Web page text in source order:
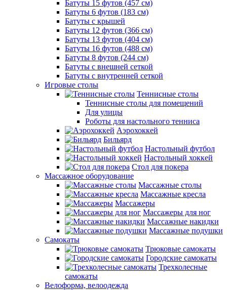
Батуты 15 футов (457 см)
Батуты 6 футов (183 см)
Батуты с крышей
Батуты 12 футов (366 см)
Батуты 13 футов (404 см)
Батуты 16 футов (488 см)
Батуты 8 футов (244 см)
Батуты с внешней сеткой
Батуты с внутренней сеткой
Игровые столы
Теннисные столы
Теннисные столы для помещений
Для улицы
Роботы для настольного тенниса
Аэрохоккей
Бильярд
Настольный футбол
Настольный хоккей
Стол для покера
Массажное оборудование
Массажные столы
Массажные кресла
Массажеры
Массажеры для ног
Массажные накидки
Массажные подушки
Самокаты
Трюковые самокаты
Городские самокаты
Трехколесные
самокаты
Велоформа, велоодежда